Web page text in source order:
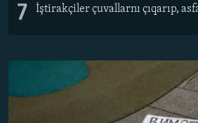
7 İştirakçiler çuvallarnı çıqarıp,